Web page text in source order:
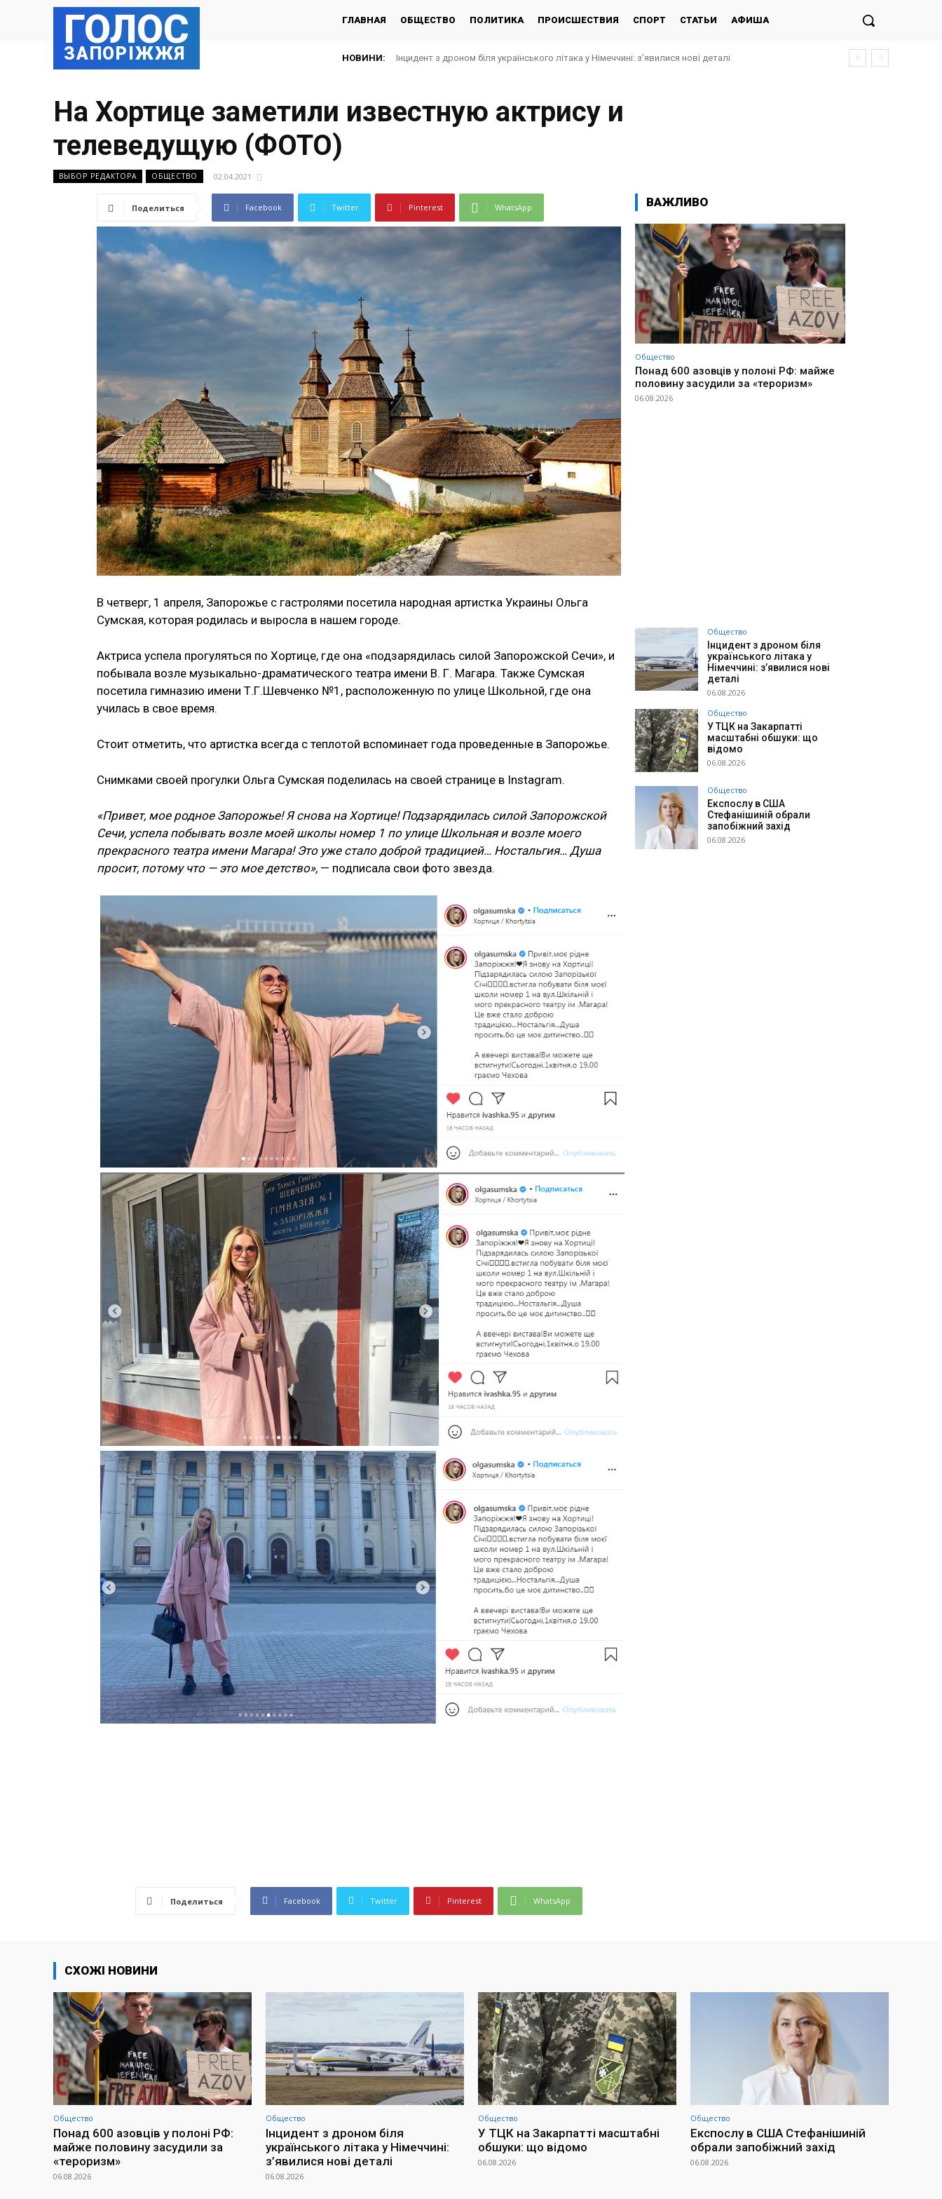
ГОЛОС
ЗАПОРІЖЖЯ
ГЛАВНАЯ ОБЩЕСТВО ПОЛИТИКА ПРОИСШЕСТВИЯ СПОРТ СТАТЬИ АФИША
НОВИНИ: Інцидент з дроном біля українського літака у Німеччині: з’явилися нові деталі
У ТЦК на Закарпатті масштабні обшуки: що відомо
На Хортице заметили известную актрису и
телеведущую (ФОТО)
ВЫБОР РЕДАКТОРА ОБЩЕСТВО 02.04.2021
Поделиться Facebook Twitter Pinterest WhatsApp
В четверг, 1 апреля, Запорожье с гастролями посетила народная артистка Украины Ольга
Сумская, которая родилась и выросла в нашем городе.
Актриса успела прогуляться по Хортице, где она «подзарядилась силой Запорожской Сечи», и
побывала возле музыкально-драматического театра имени В. Г. Магара. Также Сумская
посетила гимназию имени Т.Г.Шевченко №1, расположенную по улице Школьной, где она
училась в свое время.
Стоит отметить, что артистка всегда с теплотой вспоминает года проведенные в Запорожье.
Снимками своей прогулки Ольга Сумская поделилась на своей странице в Instagram.
«Привет, мое родное Запорожье! Я снова на Хортице! Подзарядилась силой Запорожской
Сечи, успела побывать возле моей школы номер 1 по улице Школьная и возле моего
прекрасного театра имени Магара! Это уже стало доброй традицией… Ностальгия… Душа
просит, потому что — это мое детство», — подписала свои фото звезда.
Поделиться Facebook Twitter Pinterest WhatsApp
ВАЖЛИВО
Общество
Понад 600 азовців у полоні РФ: майже
половину засудили за «тероризм»
06.08.2026
Общество
Інцидент з дроном біля
українського літака у
Німеччині: з’явилися нові
деталі
06.08.2026
Общество
У ТЦК на Закарпатті
масштабні обшуки: що
відомо
06.08.2026
Общество
Експослу в США
Стефанішиній обрали
запобіжний захід
06.08.2026
СХОЖІ НОВИНИ
Общество
Понад 600 азовців у полоні РФ:
майже половину засудили за
«тероризм»
06.08.2026
Общество
Інцидент з дроном біля
українського літака у Німеччині:
з’явилися нові деталі
06.08.2026
Общество
У ТЦК на Закарпатті масштабні
обшуки: що відомо
06.08.2026
Общество
Експослу в США Стефанішиній
обрали запобіжний захід
06.08.2026